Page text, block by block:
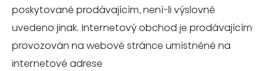
poskytované prodávajícím, není-li výslovně
uvedeno jinak. Internetový obchod je prodávajícím
provozován na webové stránce umístněné na
internetové adrese